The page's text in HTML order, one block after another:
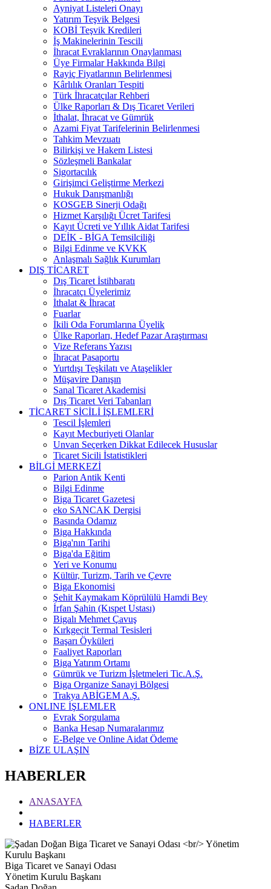
Ayniyat Listeleri Onayı
Yatırım Teşvik Belgesi
KOBİ Teşvik Kredileri
İş Makinelerinin Tescili
İhracat Evraklarının Onaylanması
Üye Firmalar Hakkında Bilgi
Rayiç Fiyatlarının Belirlenmesi
Kârlılık Oranları Tespiti
Türk İhracatçılar Rehberi
Ülke Raporları & Dış Ticaret Verileri
İthalat, İhracat ve Gümrük
Azami Fiyat Tarifelerinin Belirlenmesi
Tahkim Mevzuatı
Bilirkişi ve Hakem Listesi
Sözleşmeli Bankalar
Sigortacılık
Girişimci Geliştirme Merkezi
Hukuk Danışmanlığı
KOSGEB Sinerji Odağı
Hizmet Karşılığı Ücret Tarifesi
Kayıt Ücreti ve Yıllık Aidat Tarifesi
DEİK - BİGA Temsilciliği
Bilgi Edinme ve KVKK
Anlaşmalı Sağlık Kurumları
DIŞ TİCARET
Dış Ticaret İstihbaratı
İhracatçı Üyelerimiz
İthalat & İhracat
Fuarlar
İkili Oda Forumlarına Üyelik
Ülke Raporları, Hedef Pazar Araştırması
Vize Referans Yazısı
İhracat Pasaportu
Yurtdışı Teşkilatı ve Ataşelikler
Müşavire Danışın
Sanal Ticaret Akademisi
Dış Ticaret Veri Tabanları
TİCARET SİCİLİ İŞLEMLERİ
Tescil İşlemleri
Kayıt Mecburiyeti Olanlar
Unvan Seçerken Dikkat Edilecek Hususlar
Ticaret Sicili İstatistikleri
BİLGİ MERKEZİ
Parion Antik Kenti
Bilgi Edinme
Biga Ticaret Gazetesi
eko SANCAK Dergisi
Basında Odamız
Biga Hakkında
Biga'nın Tarihi
Biga'da Eğitim
Yeri ve Konumu
Kültür, Turizm, Tarih ve Çevre
Biga Ekonomisi
Şehit Kaymakam Köprülülü Hamdi Bey
İrfan Şahin (Kıspet Ustası)
Bigalı Mehmet Çavuş
Kırkgeçit Termal Tesisleri
Başarı Öyküleri
Faaliyet Raporları
Biga Yatırım Ortamı
Gümrük ve Turizm İşletmeleri Tic.A.Ş.
Biga Organize Sanayi Bölgesi
Trakya ABİGEM A.Ş.
ONLINE İŞLEMLER
Evrak Sorgulama
Banka Hesap Numaralarımız
E-Belge ve Online Aidat Ödeme
BİZE ULAŞIN
HABERLER
ANASAYFA
HABERLER
Biga Ticaret ve Sanayi Odası
Yönetim Kurulu Başkanı